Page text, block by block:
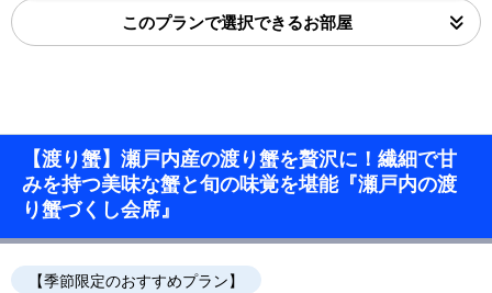
このプランで選択できるお部屋
【渡り蟹】瀬戸内産の渡り蟹を贅沢に！繊細で甘
みを持つ美味な蟹と旬の味覚を堪能『瀬戸内の渡
り蟹づくし会席』
【季節限定のおすすめプラン】